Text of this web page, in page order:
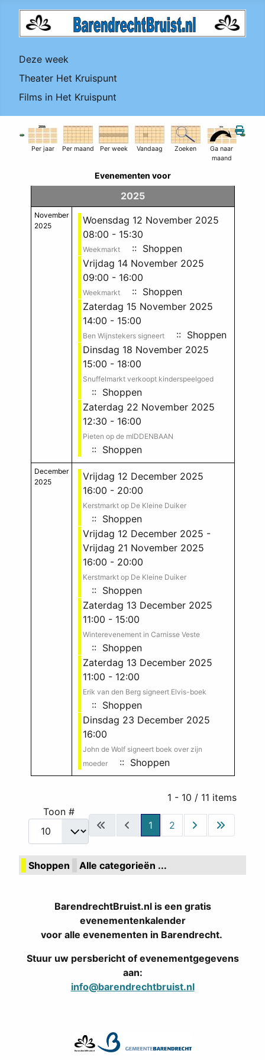
Deze week
Theater Het Kruispunt
Films in Het Kruispunt
Per jaar Per maand Per week Vandaag Zoeken
Ga naar
maand
Evenementen voor
2025
November
2025
Woensdag 12 November 2025
08:00 - 15:30
Weekmarkt
:: Shoppen
Vrijdag 14 November 2025
09:00 - 16:00
Weekmarkt
:: Shoppen
Zaterdag 15 November 2025
14:00 - 15:00
Ben Wijnstekers signeert
:: Shoppen
Dinsdag 18 November 2025
15:00 - 18:00
Snuffelmarkt verkoopt kinderspeelgoed
:: Shoppen
Zaterdag 22 November 2025
12:30 - 16:00
Pieten op de mIDDENBAAN
:: Shoppen
December
2025
Vrijdag 12 December 2025
16:00 - 20:00
Kerstmarkt op De Kleine Duiker
:: Shoppen
Vrijdag 12 December 2025 -
Vrijdag 21 November 2025
16:00 - 20:00
Kerstmarkt op De Kleine Duiker
:: Shoppen
Zaterdag 13 December 2025
11:00 - 15:00
Winterevenement in Carnisse Veste
:: Shoppen
Zaterdag 13 December 2025
11:00 - 12:00
Erik van den Berg signeert Elvis-boek
:: Shoppen
Dinsdag 23 December 2025
16:00
John de Wolf signeert boek over zijn
moeder
:: Shoppen
Pagination List Limit
1 - 10 / 11 items
Toon #
1
2
Shoppen Alle categorieën ...
BarendrechtBruist.nl is een gratis
evenementenkalender
voor alle evenementen in Barendrecht.
Stuur uw persbericht of evenementgegevens
aan:
info@barendrechtbruist.nl